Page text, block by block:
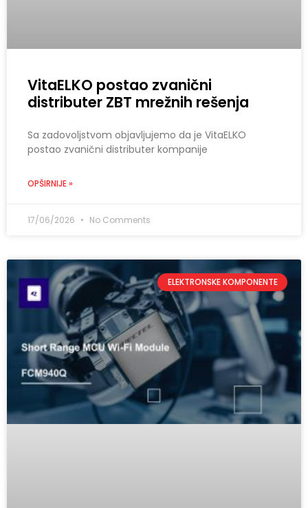
VitaELKO postao zvanični
distributer ZBT mrežnih rešenja
Sa zadovoljstvom objavljujemo da je VitaELKO
postao zvanični distributer kompanije
OPŠIRNIJE »
17/06/2026 No Comments
ELEKTRONSKE KOMPONENTE